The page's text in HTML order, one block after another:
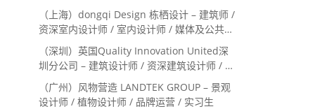
（上海）dongqi Design 栋栖设计 – 建筑师 /
资深室内设计师 / 室内设计师 / 媒体及公共关
系主管 / 设计实习生（常年招聘）
（深圳）英国Quality Innovation United深
圳分公司 – 建筑设计师 / 资深建筑设计师 / 室
内设计师 / 设计实习生
（广州）风物营造 LANDTEK GROUP – 景观
设计师 / 植物设计师 / 品牌运营 / 实习生